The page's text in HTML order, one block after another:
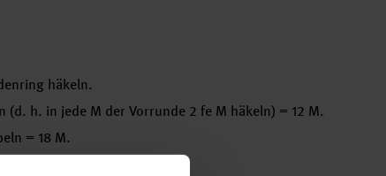
häkeln.
(d. h. in jede M der Vorrunde 2 fe M häkeln) = 12 M.
= 18 M.